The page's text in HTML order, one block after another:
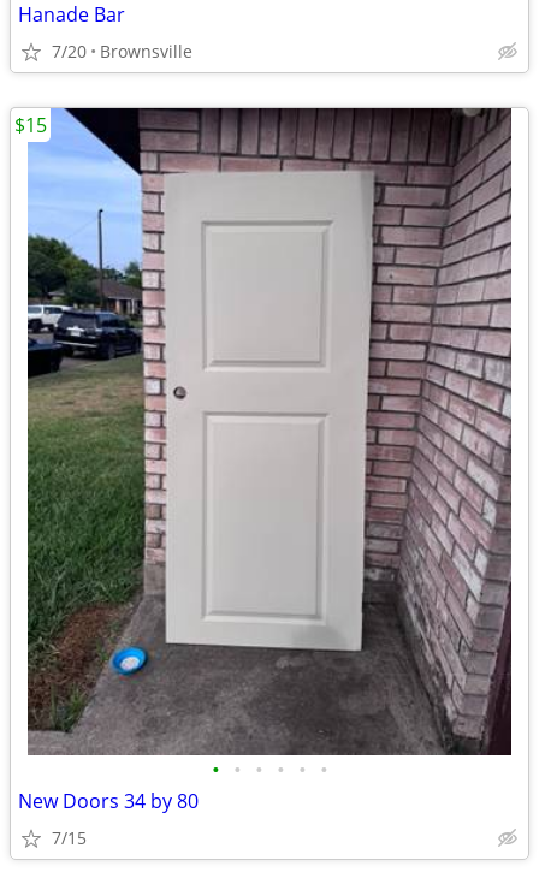
Hanade Bar
7/20 Brownsville
• • • • • •
New Doors 34 by 80
7/15
$15